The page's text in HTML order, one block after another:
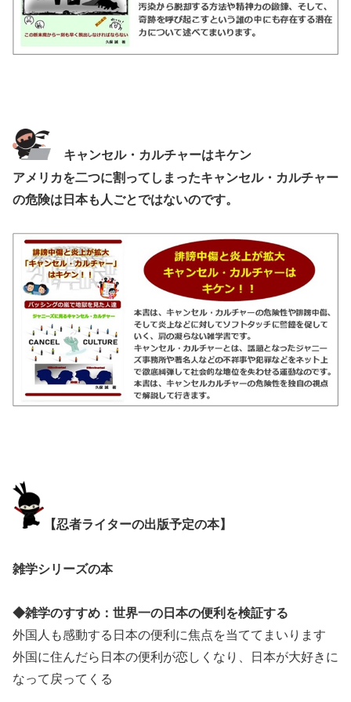
キャンセル・カルチャーはキケン
アメリカを二つに割ってしまったキャンセル・カルチャー
の危険は日本も人ごとではないのです。
【忍者ライターの出版予定の本】
雑学シリーズの本
◆雑学のすすめ：世界一の日本の便利を検証する
外国人も感動する日本の便利に焦点を当ててまいります
外国に住んだら日本の便利が恋しくなり、日本が大好きに
なって戻ってくる